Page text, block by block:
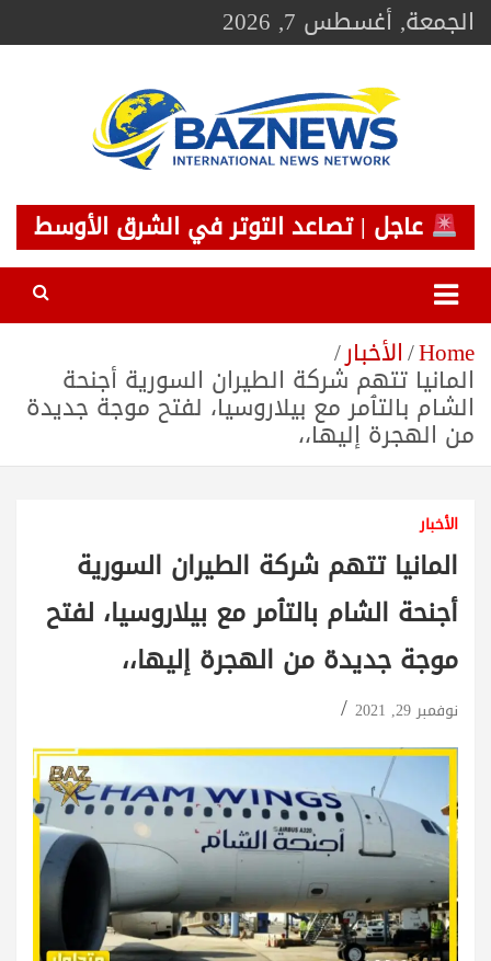
Skip
toالجمعة, أغسطس 7, 2026
BAZNEWS
شبكة باز الإخبارية
عاجل | تصاعد التوتر في الشرق الأوسط
Home الأخبار
المانيا تتهم شركة الطيران السورية أجنحة
الشام بالتٱمر مع بيلاروسيا، لفتح موجة جديدة
من الهجرة إليها،،
الأخبار
المانيا تتهم شركة الطيران السورية
أجنحة الشام بالتٱمر مع بيلاروسيا، لفتح
موجة جديدة من الهجرة إليها،،
نوفمبر 29, 2021